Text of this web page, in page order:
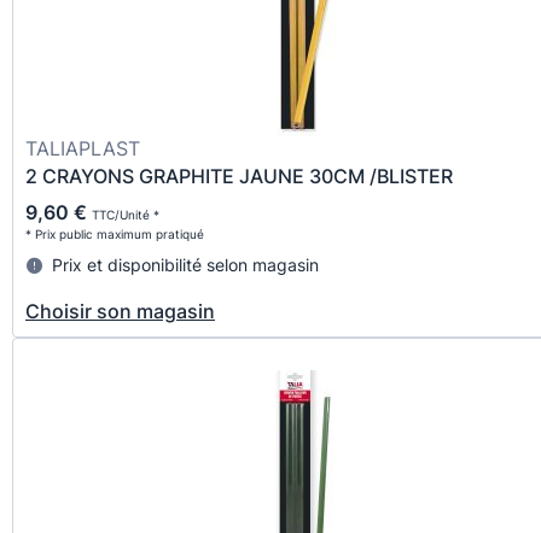
TALIAPLAST
2 CRAYONS GRAPHITE JAUNE 30CM /BLISTER
9,60 € TTC/Unité *
* Prix public maximum pratiqué
Prix et disponibilité selon magasin
Choisir son magasin